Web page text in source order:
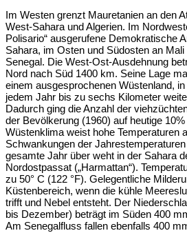
Im Westen grenzt Mauretanien an den
West-Sahara und Algerien. Im
Polisario“ ausgerufene Demokratische
Sahara, im Osten und Südosten an
Senegal. Die West-Ost-Ausdehnung
Nord nach Süd 1400 km. Seine Lage
einem ausgesprochenen Wüstenland,
jedem Jahr bis zu sechs Kilometer
Dadurch ging die Anzahl der
der Bevölkerung (1960) auf heutige
Wüstenklima weist hohe Temperaturen
Schwankungen der
gesamte Jahr über weht in der Sahara
Nordostpassat („Harmattan“).
zu 50° C (122 °F). Gelegentliche
Küstenbereich, wenn die kühle
trifft und Nebel entsteht. Der
bis Dezember) beträgt im Süden 400
Am Senegalfluss fallen ebenfalls 400